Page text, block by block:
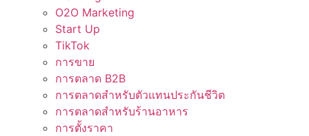
O2O Marketing
Start Up
TikTok
การขาย
การตลาด B2B
การตลาดสำหรับตัวแทนประกันชีวิต
การตลาดสำหรับร้านอาหาร
การตั้งราคา